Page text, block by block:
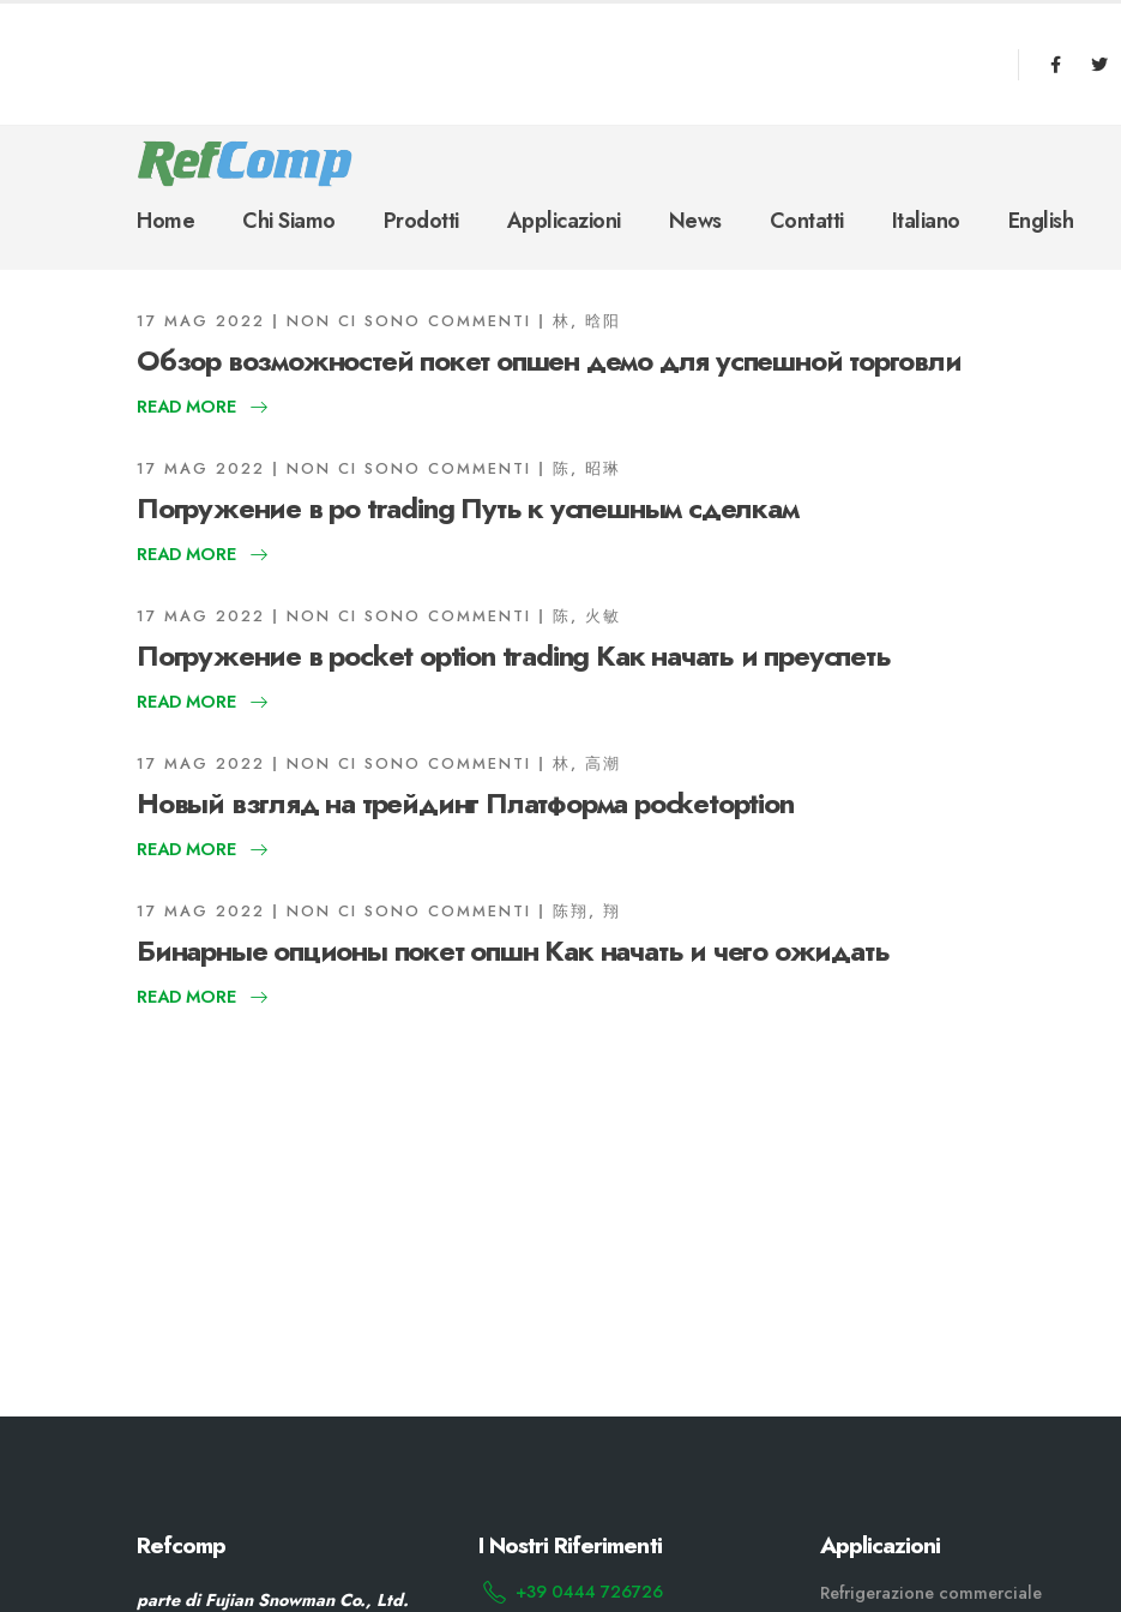
Home Chi Siamo Prodotti Applicazioni News Contatti Italiano English
17 MAG 2022 NON CI SONO COMMENTI 林, 晗阳
Обзор возможностей покет опшен демо для успешной торговли
READ MORE
17 MAG 2022 NON CI SONO COMMENTI 陈, 昭琳
Погружение в po trading Путь к успешным сделкам
READ MORE
17 MAG 2022 NON CI SONO COMMENTI 陈, 火敏
Погружение в pocket option trading Как начать и преуспеть
READ MORE
17 MAG 2022 NON CI SONO COMMENTI 林, 高潮
Новый взгляд на трейдинг Платформа pocketoption
READ MORE
17 MAG 2022 NON CI SONO COMMENTI 陈翔, 翔
Бинарные опционы покет опшн Как начать и чего ожидать
READ MORE
Refcomp
parte di Fujian Snowman Co., Ltd.
I Nostri Riferimenti
+39 0444 726726
Applicazioni
Refrigerazione commerciale